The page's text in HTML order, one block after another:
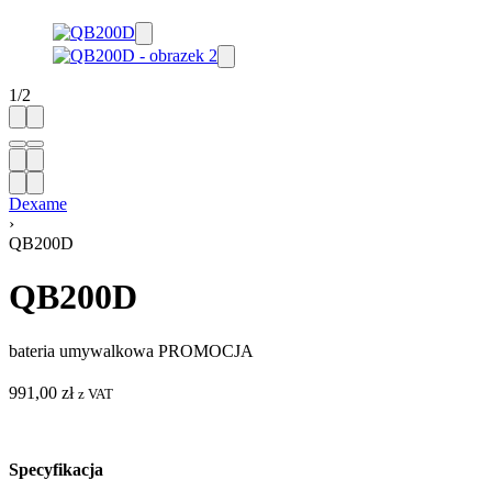
1/2
Dexame
›
QB200D
QB200D
bateria umywalkowa PROMOCJA
991,00 zł z VAT
Specyfikacja